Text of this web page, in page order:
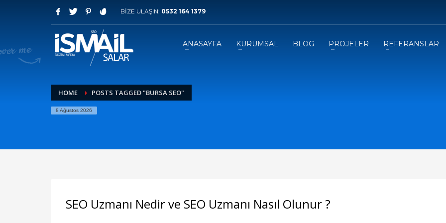
HOW TO SHOP
1 Login or create new account.
If you still have problems, please let us know, by sending an email to support@website.com . Thank you!
BİZE ULAŞIN: 0532 164 1379
ANASAYFA KURUMSAL BLOG PROJELER REFERANSLAR
HOME POSTS TAGGED "BURSA SEO"
8 Ağustos 2026
SEO Uzmanı Nedir ve SEO Uzmanı Nasıl Olunur ?